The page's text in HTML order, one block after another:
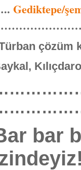
Gediktepe/
çözüm
bar